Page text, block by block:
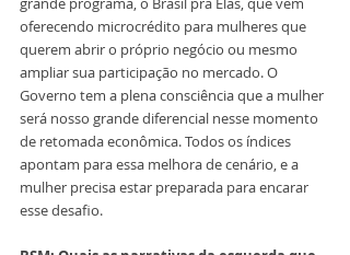
oferecendo microcrédito para mulheres que
querem abrir o próprio negócio ou mesmo
ampliar sua participação no mercado. O
Governo tem a plena consciência que a mulher
será nosso grande diferencial nesse momento
de retomada econômica. Todos os índices
apontam para essa melhora de cenário, e a
mulher precisa estar preparada para encarar
esse desafio.